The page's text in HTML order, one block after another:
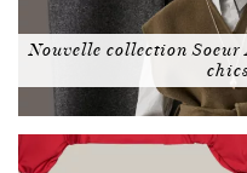
Nouvelle collection